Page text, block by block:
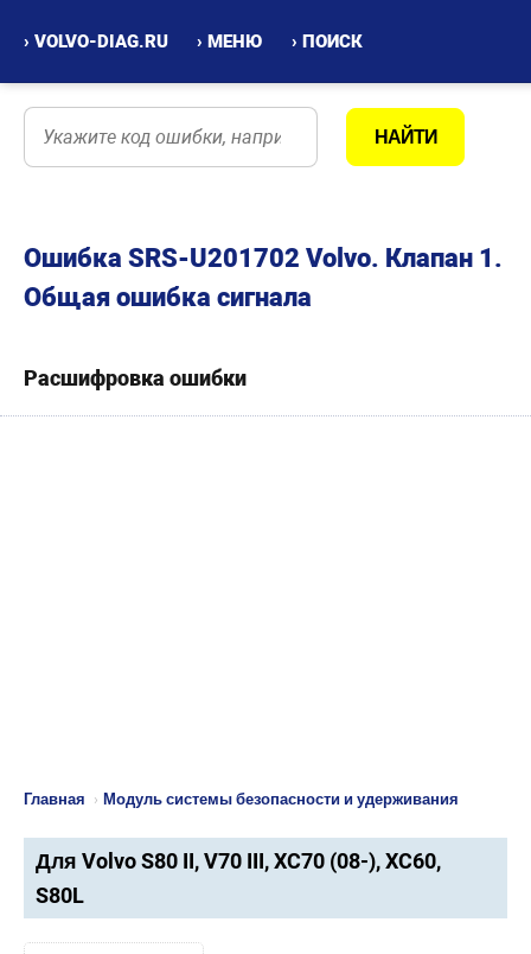
› VOLVO-DIAG.RU › МЕНЮ › ПОИСК
Ошибка SRS-U201702 Volvo. Клапан 1.
Общая ошибка сигнала
Расшифровка ошибки
Главная › Модуль системы безопасности и удерживания
Для Volvo S80 II, V70 III, XC70 (08-), XC60,
S80L